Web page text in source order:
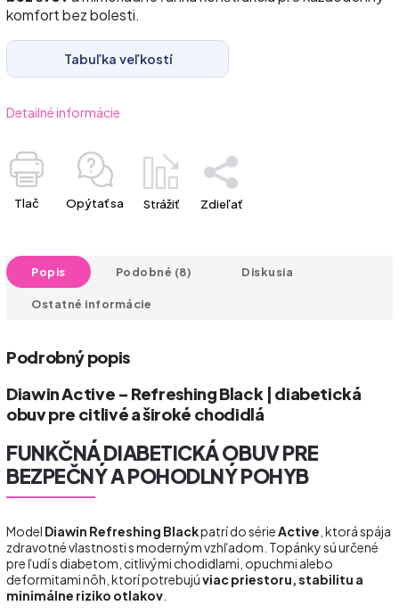
komfort bez bolesti.
Tabuľka veľkostí
Detailné informácie
Tlač Opýtať sa Strážiť Zdieľať
Popis Podobné (8) Diskusia
Ostatné informácie
Podrobný popis
Diawin Active – Refreshing Black | diabetická
obuv pre citlivé a široké chodidlá
FUNKČNÁ DIABETICKÁ OBUV PRE
BEZPEČNÝ A POHODLNÝ POHYB
Model Diawin Refreshing Blackpatrí do série Active , ktorá spája
zdravotné vlastnosti s moderným vzhľadom. Topánky sú určené
pre ľudí s diabetom, citlivými chodidlami, opuchmi alebo
deformitami nôh, ktorí potrebujúviac priestoru, stabilitu a
minimálne riziko otlakov